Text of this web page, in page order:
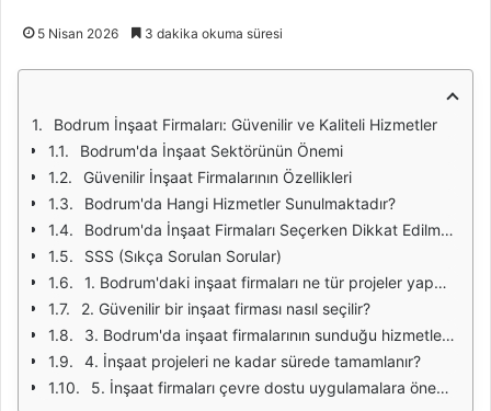
5 Nisan 2026 3 dakika okuma süresi
Bodrum İnşaat Firmaları: Güvenilir ve Kaliteli Hizmetler
Bodrum'da İnşaat Sektörünün Önemi
Güvenilir İnşaat Firmalarının Özellikleri
Bodrum'da Hangi Hizmetler Sunulmaktadır?
Bodrum'da İnşaat Firmaları Seçerken Dikkat Edilmesi Gerekenler
SSS (Sıkça Sorulan Sorular)
1. Bodrum'daki inşaat firmaları ne tür projeler yapmaktadır?
2. Güvenilir bir inşaat firması nasıl seçilir?
3. Bodrum'da inşaat firmalarının sunduğu hizmetlerin maliyetleri nelerdir?
4. İnşaat projeleri ne kadar sürede tamamlanır?
5. İnşaat firmaları çevre dostu uygulamalara önem veriyor mu?